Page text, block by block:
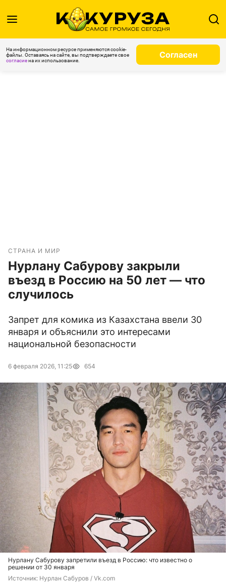
На информационном ресурсе применяются cookie-
файлы. Оставаясь на сайте, вы подтверждаете свое
согласиена их использование.
Согласен
СТРАНА И МИР
Нурлану Сабурову закрыли
въезд в Россию на 50 лет — что
случилось
Запрет для комика из Казахстана ввели 30
января и объяснили это интересами
национальной безопасности
6 февраля 2026, 11:25 654
Нурлану Сабурову запретили въезд в Россию: что известно о
решении от 30 января
Источник: Нурлан Сабуров / Vk.com